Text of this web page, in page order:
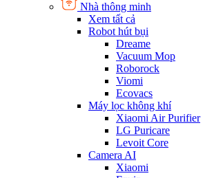
Nhà thông minh
Xem tất cả
Robot hút bụi
Dreame
Vacuum Mop
Roborock
Viomi
Ecovacs
Máy lọc không khí
Xiaomi Air Purifier
LG Puricare
Levoit Core
Camera AI
Xiaomi